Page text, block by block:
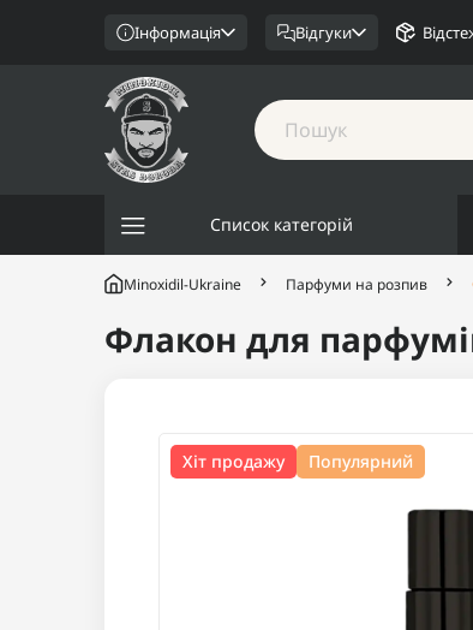
Інформація Відгуки
Список категорій
Minoxidil-Ukraine Парфуми на розпив
Флакон для
Хіт продажу Популярний